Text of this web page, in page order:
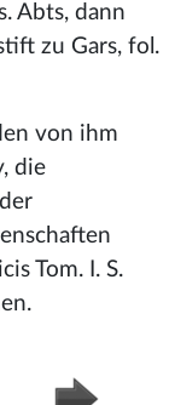
Abts, dann
zu Gars, fol.
von ihm
die
Tom. I. S.